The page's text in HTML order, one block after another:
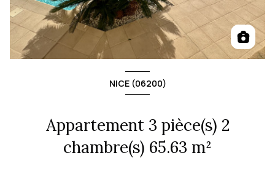
NICE (06200)
Appartement 3 pièce(s) 2
chambre(s) 65.63 m²